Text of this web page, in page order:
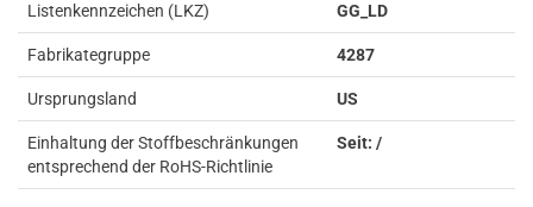
Listenkennzeichen (LKZ) GG_LD
Fabrikategruppe 4287
Ursprungsland US
Einhaltung der Stoffbeschränkungen
entsprechend der RoHS-Richtlinie
Seit: /